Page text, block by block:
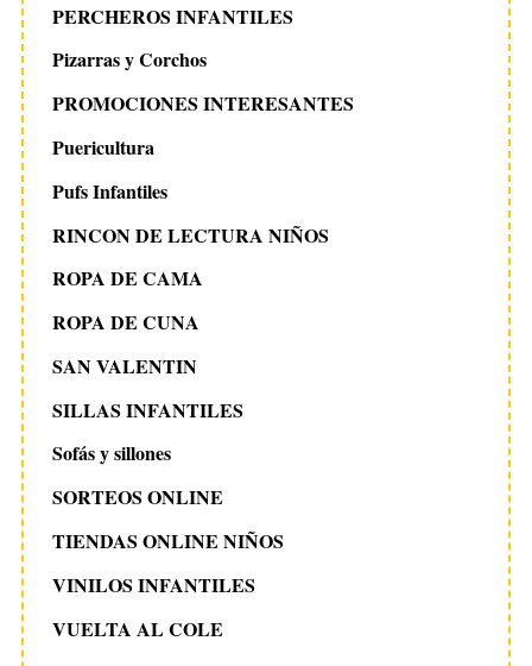
PERCHEROS INFANTILES
Pizarras y Corchos
PROMOCIONES INTERESANTES
Puericultura
Pufs Infantiles
RINCON DE LECTURA NIÑOS
ROPA DE CAMA
ROPA DE CUNA
SAN VALENTIN
SILLAS INFANTILES
Sofás y sillones
SORTEOS ONLINE
TIENDAS ONLINE NIÑOS
VINILOS INFANTILES
VUELTA AL COLE